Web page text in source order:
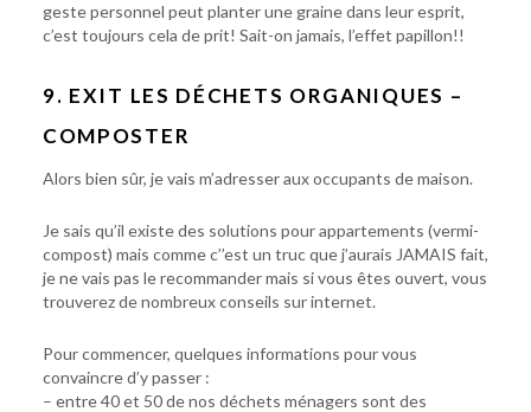
geste personnel peut planter une graine dans leur esprit,
c’est toujours cela de prit! Sait-on jamais, l’effet papillon!!
9. EXIT LES DÉCHETS ORGANIQUES –
COMPOSTER
Alors bien sûr, je vais m’adresser aux occupants de maison.
Je sais qu’il existe des solutions pour appartements (vermi-
compost) mais comme c’’est un truc que j’aurais JAMAIS fait,
je ne vais pas le recommander mais si vous êtes ouvert, vous
trouverez de nombreux conseils sur internet.
Pour commencer, quelques informations pour vous
convaincre d’y passer :
– entre 40 et 50 de nos déchets ménagers sont des